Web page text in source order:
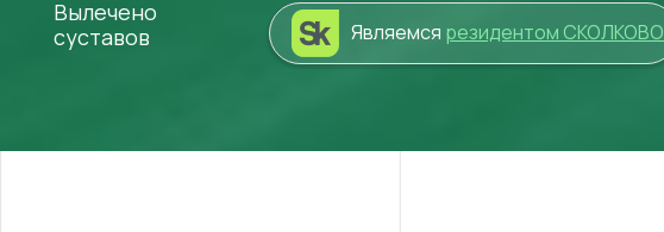
Вылечено
суставов
Являемся резидентом СКОЛКОВО